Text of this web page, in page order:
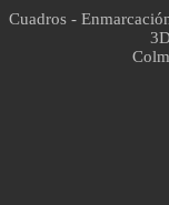
Cuadros -